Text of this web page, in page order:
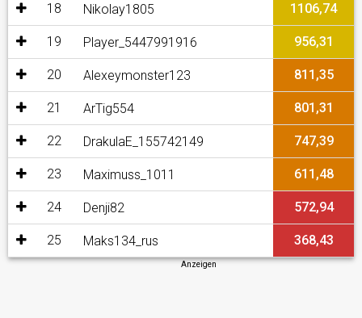
18 Nikolay1805 1106,74
19 Player_5447991916 956,31
20 Alexeymonster123 811,35
21 ArTig554 801,31
22 DrakulaE_155742149 747,39
23 Maximuss_1011 611,48
24 Denji82 572,94
25 Maks134_rus 368,43
Anzeigen